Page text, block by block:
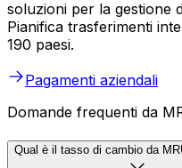
soluzioni per la gestione
Pianifica trasferimenti
190 paesi.
Pagamenti aziendali
Domande frequenti da
Qual è il tasso di cambio da